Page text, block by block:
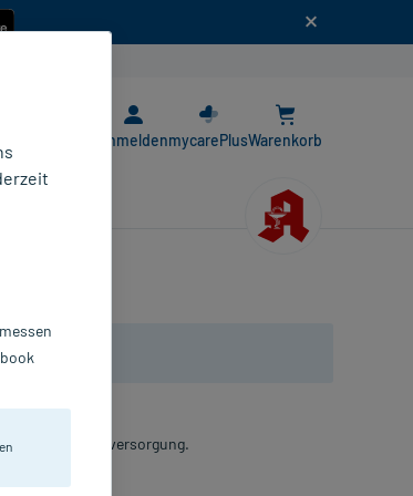
AnmeldenmycarePlusWarenkorb
Zur Wundversorgung.